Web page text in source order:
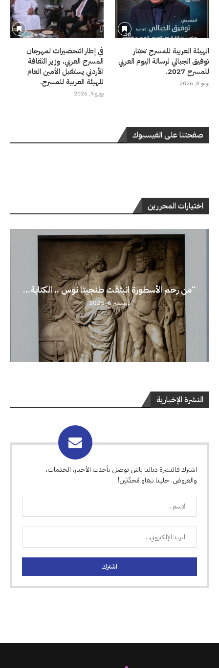
الهيئة العربية للمسرح تختار
توفيق الجبالي لرسالة اليوم العربي
للمسرح 2027.
يوليو 8, 2026
في إطار التحضيرات لمهرجان
المسرح العربي، وزير الثقافة
الأردني يستقبل الأمين العام
للهيئة العربية للمسرح.
يونيو 9, 2026
صفحتنا على الفيسبوك
اختيارات المحررين
“من رحم الأسطورة انبثقت طنجيتا نوس .. الكتابة...
ديسمبر 6, 2025
النشرة الإخبارية
اشترك فالنشرة ديالنا باش توصل بأحدث الأخبار، الخدمات،
والعروض. خلينا نبقاو مُحدّثين!